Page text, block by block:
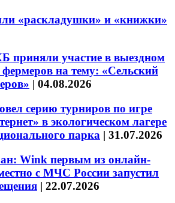
«раскладушки» и «книжки»
приняли участие в выездном
на тему: «Сельский
| 04.08.2026
серию турниров по игре
в экологическом лагере
парка | 31.07.2026
Wink первым из онлайн-
с МЧС России запустил
| 22.07.2026